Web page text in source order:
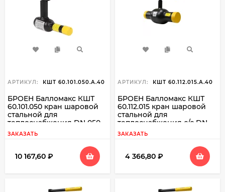
АРТИКУЛ: КШТ 60.101.050.А.40
БРОЕН Балломакс КШТ
60.101.050 кран шаровой
стальной для
теплоснабжения DN 050
PN 40 резьба вн./свар
ЗАКАЗАТЬ
10 167,60 ₽
АРТИКУЛ: КШТ 60.112.015.А.40
БРОЕН Балломакс КШТ
60.112.015 кран шаровой
стальной для
теплоснабжения с/с DN
015 PN 40
ЗАКАЗАТЬ
4 366,80 ₽